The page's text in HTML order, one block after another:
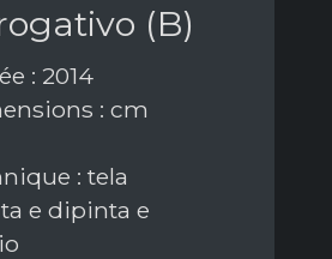
(B)
: 2014
: cm
: tela
e dipinta e